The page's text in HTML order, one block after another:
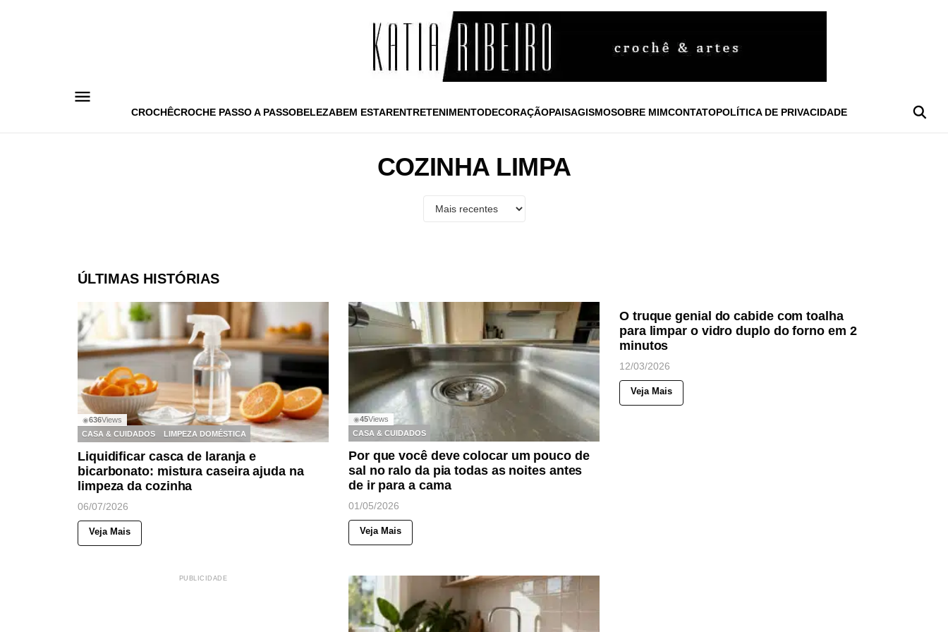
CROCHÊCROCHE PASSO A PASSOBELEZABEM ESTARENTRETENIMENTODECORAÇÃOPAISAGISMOSOBRE MIMCONTATOPOLÍTICA DE PRIVACIDADE
COZINHA LIMPA
ÚLTIMAS HISTÓRIAS
◉636Views
CASA & CUIDADOS
LIMPEZA DOMÉSTICA
Liquidificar casca de laranja e
bicarbonato: mistura caseira ajuda na
limpeza da cozinha
06/07/2026
Veja Mais
◉45Views
CASA & CUIDADOS
Por que você deve colocar um pouco de
sal no ralo da pia todas as noites antes
de ir para a cama
01/05/2026
Veja Mais
O truque genial do cabide com toalha
para limpar o vidro duplo do forno em 2
minutos
12/03/2026
Veja Mais
PUBLICIDADE